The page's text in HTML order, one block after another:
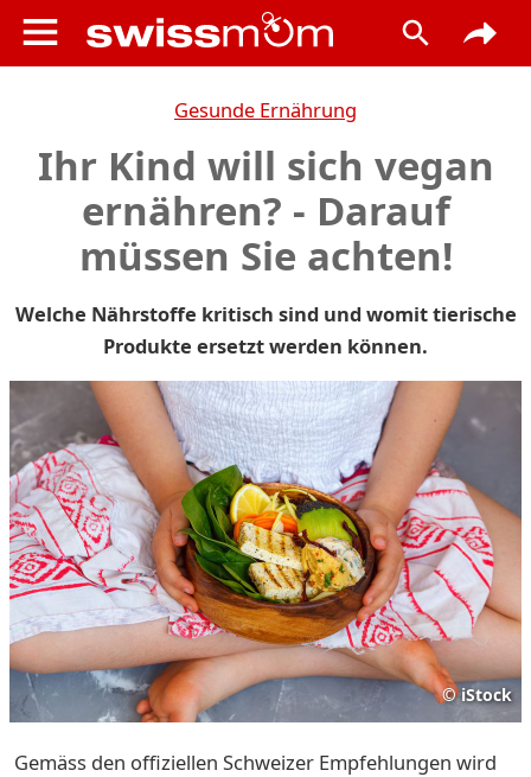
Gesunde Ernährung
Ihr Kind will sich vegan
ernähren? - Darauf
müssen Sie achten!
Welche Nährstoffe kritisch sind und womit tierische
Produkte ersetzt werden können.
© iStock
Gemäss den offiziellen Schweizer Empfehlungen wird